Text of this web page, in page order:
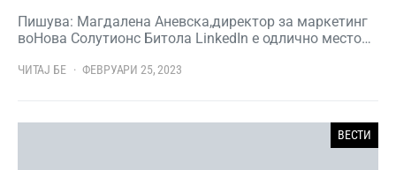
Пишува: Магдалена Аневска,директор за маркетинг
воНова Солутионс Битола LinkedIn е одлично место…
ЧИТАЈ БЕ ФЕВРУАРИ 25, 2023
ВЕСТИ